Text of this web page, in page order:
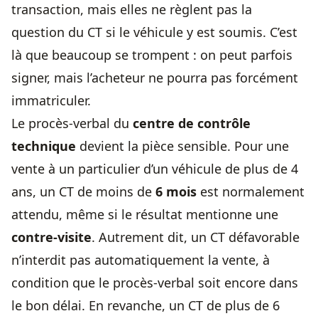
transaction, mais elles ne règlent pas la
question du CT si le véhicule y est soumis. C’est
là que beaucoup se trompent : on peut parfois
signer, mais l’acheteur ne pourra pas forcément
immatriculer.
Le procès-verbal du centre de contrôle
technique devient la pièce sensible. Pour une
vente à un particulier d’un véhicule de plus de 4
ans, un CT de moins de 6 mois est normalement
attendu, même si le résultat mentionne une
contre-visite. Autrement dit, un CT défavorable
n’interdit pas automatiquement la vente, à
condition que le procès-verbal soit encore dans
le bon délai. En revanche, un CT de plus de 6